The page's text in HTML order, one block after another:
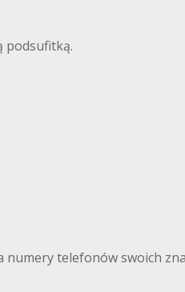
podsufitką.
telefonów swoich